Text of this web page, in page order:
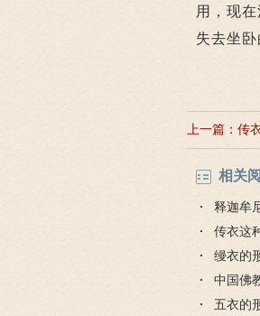
用，现
失去坐
上一篇： 传
相关
释迦牟
传衣这
缦衣的
中国佛
五衣的